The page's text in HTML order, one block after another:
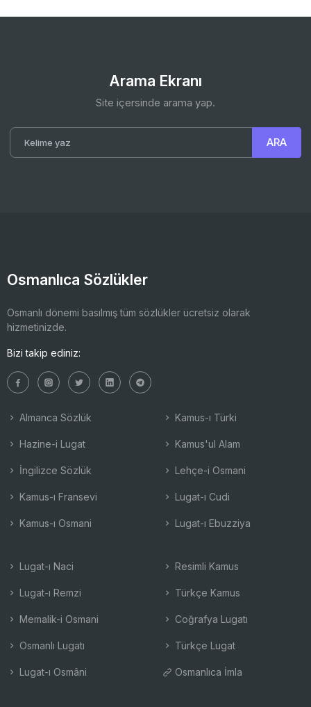
Arama Ekranı
Site içersinde arama yap.
Osmanlıca Sözlükler
Osmanlı dönemi basılmış tüm sözlükler ücretsiz olarak
hizmetinizde.
Bizi takip ediniz:
Almanca Sözlük
Hazine-i Lugat
İngilizce Sözlük
Kamus-ı Fransevi
Kamus-ı Osmani
Kamus-ı Türki
Kamus'ul Alam
Lehçe-i Osmani
Lugat-ı Cudi
Lugat-ı Ebuzziya
Lugat-ı Naci
Lugat-ı Remzi
Memalik-i Osmani
Osmanlı Lugatı
Lugat-ı Osmâni
Resimli Kamus
Türkçe Kamus
Coğrafya Lugatı
Türkçe Lugat
Osmanlıca İmla